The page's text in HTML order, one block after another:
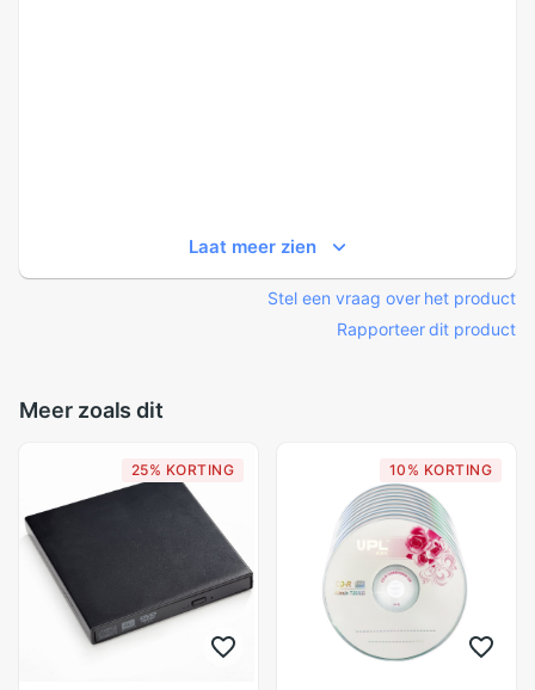
Laat meer zien
Stel een vraag over het product
Rapporteer dit product
Meer zoals dit
25% KORTING 10% KORTING